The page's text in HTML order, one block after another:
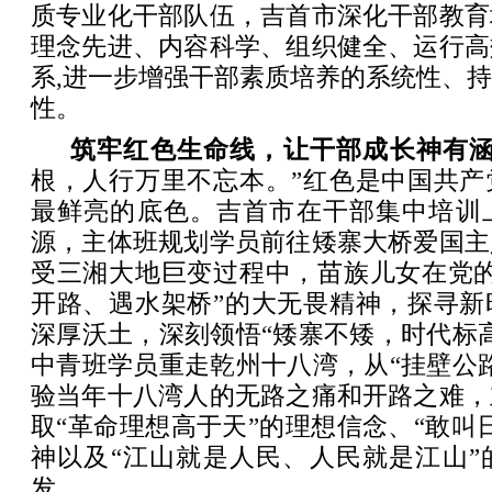
质专业化干部队伍，吉首市深化干部教
理念先进、内容科学、组织健全、运行
系,进一步增强干部素质培养的系统性、
性。
筑牢红色生命线，让干部成长神有
根，人行万里不忘本。”红色是中国共
最鲜亮的底色。吉首市在干部集中培训
源，主体班规划学员前往矮寨大桥爱国
受三湘大地巨变过程中，苗族儿女在党
开路、遇水架桥”的大无畏精神，探寻
深厚沃土，深刻领悟“矮寨不矮，时代标
中青班学员重走乾州十八湾，从“挂壁公
验当年十八湾人的无路之痛和开路之难
取“革命理想高于天”的理想信念、“敢叫
神以及“江山就是人民、人民就是江山